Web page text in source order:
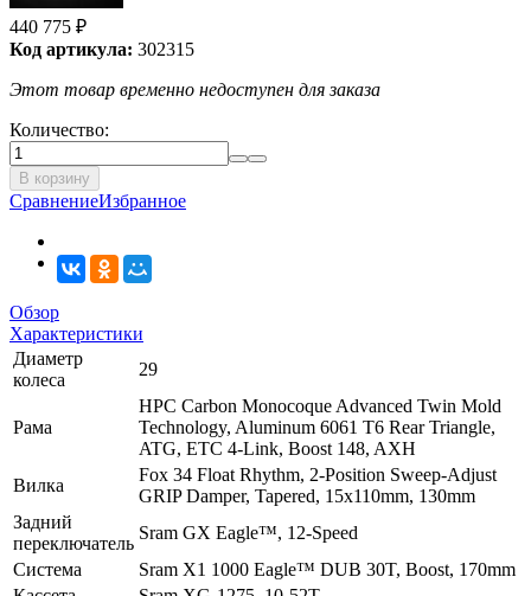
440 775 ₽
Код артикула: 302315
Этот товар временно недоступен для заказа
Количество:
В корзину
СравнениеИзбранное
Обзор
Характеристики
Диаметр
колеса
29
Рама
HPC Carbon Monocoque Advanced Twin Mold
Technology, Aluminum 6061 T6 Rear Triangle,
ATG, ETC 4-Link, Boost 148, AXH
Вилка
Fox 34 Float Rhythm, 2-Position Sweep-Adjust
GRIP Damper, Tapered, 15x110mm, 130mm
Задний
переключатель
Sram GX Eagle™, 12-Speed
Система
Sram X1 1000 Eagle™ DUB 30T, Boost, 170mm